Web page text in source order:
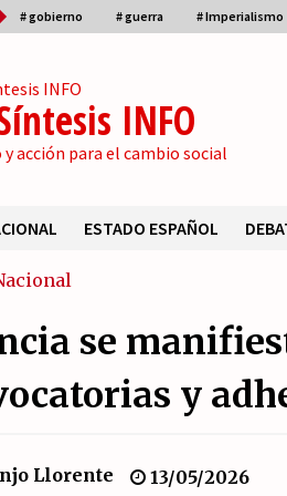
# gobierno # guerra # Imperialismo
INFO
acción para el cambio social
ESTADO ESPAÑOL
La psicología de la
21/07/2026
la Fundación de Investigaciones
se
y
Llorente 13/05/2026